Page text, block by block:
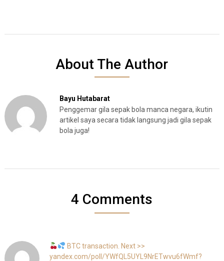
About The Author
Bayu Hutabarat
Penggemar gila sepak bola manca negara, ikutin
artikel saya secara tidak langsung jadi gila sepak
bola juga!
4 Comments
BTC transaction. Next >>
yandex.com/poll/YWfQL5UYL9NrETwvu6fWmf?